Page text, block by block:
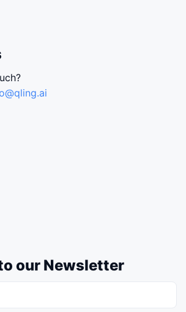
our Newsletter